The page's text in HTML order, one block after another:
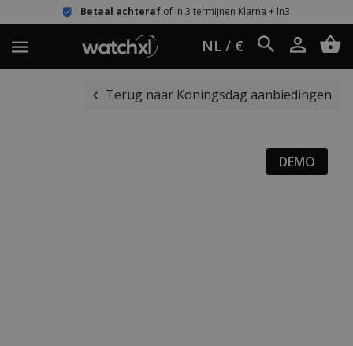
Betaal achterafof in 3 termijnen Klarna + ln3
NL / €
Terug naar Koningsdag aanbiedingen
DEMO